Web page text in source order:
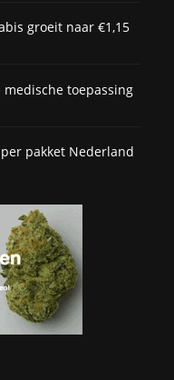
groeit naar €1,15
toepassing
pakket Nederland